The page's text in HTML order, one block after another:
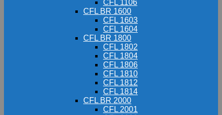
CFL 1106
CFL BR 1600
CFL 1603
CFL 1604
CFL BR 1800
CFL 1802
CFL 1804
CFL 1806
CFL 1810
CFL 1812
CFL 1814
CFL BR 2000
CFL 2001